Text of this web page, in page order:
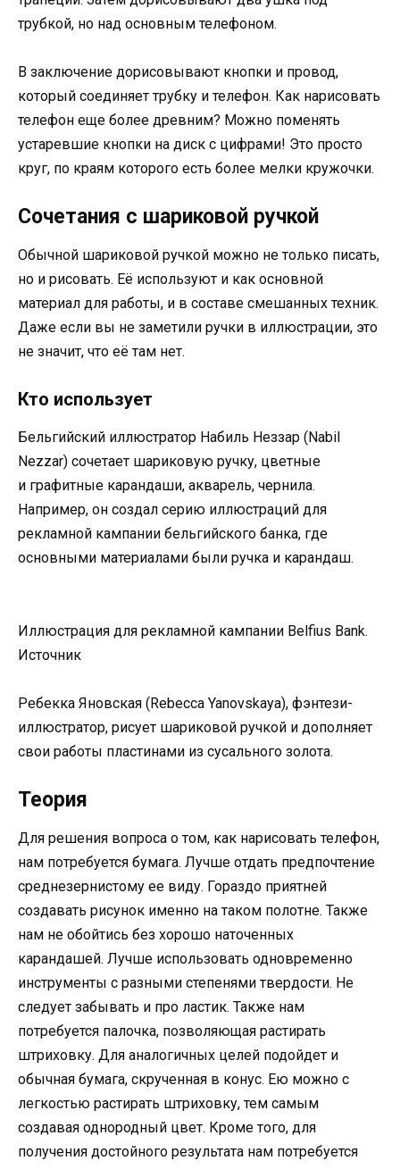
трубкой, но над основным телефоном.
В заключение дорисовывают кнопки и провод,
который соединяет трубку и телефон. Как нарисовать
телефон еще более древним? Можно поменять
устаревшие кнопки на диск с цифрами! Это просто
круг, по краям которого есть более мелки кружочки.
Сочетания с шариковой ручкой
Обычной шариковой ручкой можно не только писать,
но и рисовать. Её используют и как основной
материал для работы, и в составе смешанных техник.
Даже если вы не заметили ручки в иллюстрации, это
не значит, что её там нет.
Кто использует
Бельгийский иллюстратор Набиль Неззар (Nabil
Nezzar) сочетает шариковую ручку, цветные
и графитные карандаши, акварель, чернила.
Например, он создал серию иллюстраций для
рекламной кампании бельгийского банка, где
основными материалами были ручка и карандаш.
Иллюстрация для рекламной кампании Belfius Bank.
Источник
Ребекка Яновская (Rebecca Yanovskaya), фэнтези-
иллюстратор, рисует шариковой ручкой и дополняет
свои работы пластинами из сусального золота.
Теория
Для решения вопроса о том, как нарисовать телефон,
нам потребуется бумага. Лучше отдать предпочтение
среднезернистому ее виду. Гораздо приятней
создавать рисунок именно на таком полотне. Также
нам не обойтись без хорошо наточенных
карандашей. Лучше использовать одновременно
инструменты с разными степенями твердости. Не
следует забывать и про ластик. Также нам
потребуется палочка, позволяющая растирать
штриховку. Для аналогичных целей подойдет и
обычная бумага, скрученная в конус. Ею можно с
легкостью растирать штриховку, тем самым
создавая однородный цвет. Кроме того, для
получения достойного результата нам потребуется